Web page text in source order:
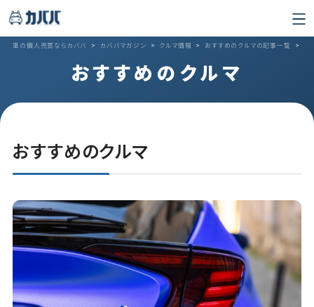
車の個人売買ならカババ > カババマガジン > クルマ情報 > おすすめのクルマの記事一覧 >
おすすめのクルマ
おすすめのクルマ